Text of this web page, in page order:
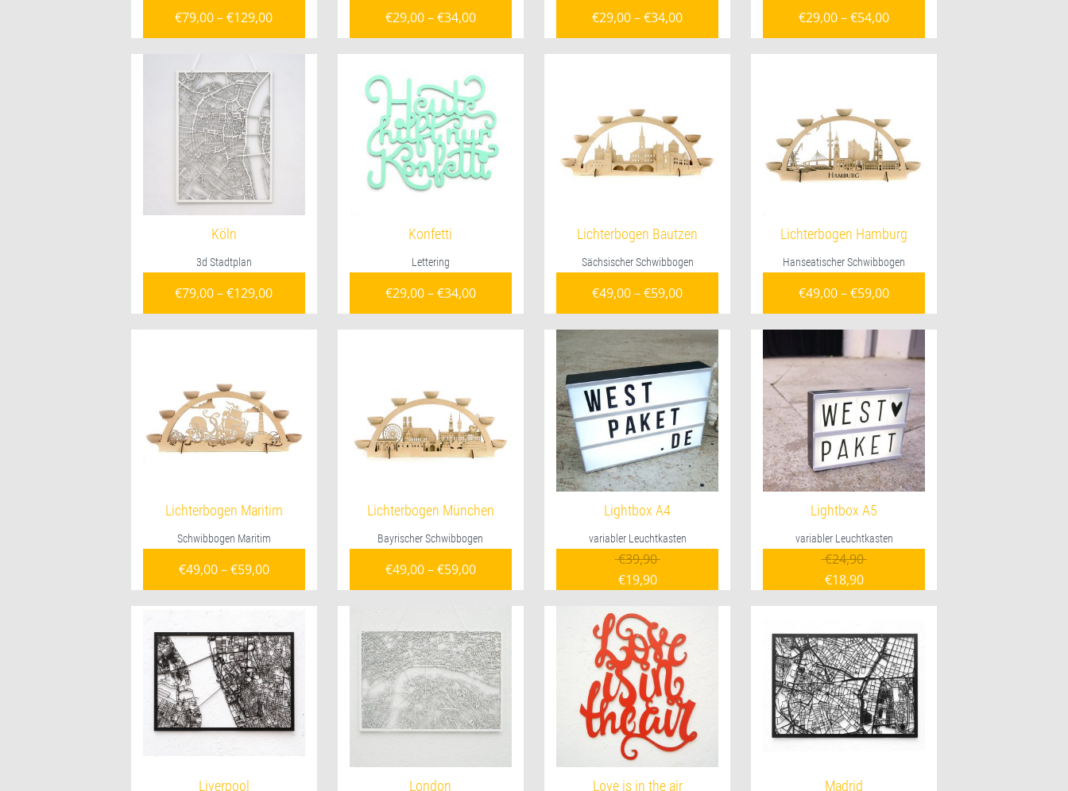
€79,00–€129,00 €29,00–€34,00 €29,00–€34,00 €29,00–€54,00
Köln
3d Stadtplan
€79,00–€129,00
Konfetti
Lettering
€29,00–€34,00
Lichterbogen Bautzen
Sächsischer Schwibbogen
€49,00–€59,00
Lichterbogen Hamburg
Hanseatischer Schwibbogen
€49,00–€59,00
Lichterbogen Maritim
Schwibbogen Maritim
€49,00–€59,00
Lichterbogen München
Bayrischer Schwibbogen
€49,00–€59,00
Lightbox A4
variabler Leuchtkasten
€39,90Ursprünglicher Preis war: €39,90
€19,90
Lightbox A5
variabler Leuchtkasten
€24,90Ursprünglicher Preis war: €24,90
€18,90
Liverpool London Love is in the air Madrid